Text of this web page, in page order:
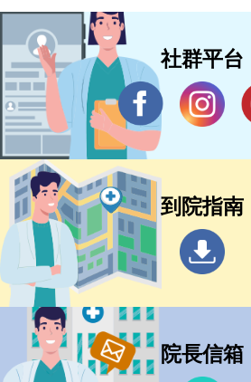
社群平台
到院指南
院長信箱